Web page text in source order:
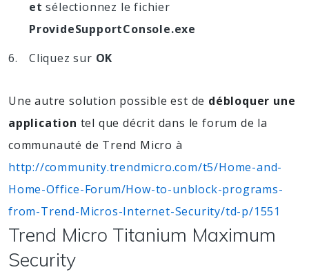
et sélectionnez le fichier
ProvideSupportConsole.exe
Cliquez sur OK
Une autre solution possible est de débloquer une
application tel que décrit dans le forum de la
communauté de Trend Micro à
http://community.trendmicro.com/t5/Home-and-
Home-Office-Forum/How-to-unblock-programs-
from-Trend-Micros-Internet-Security/td-p/1551
Trend Micro Titanium Maximum
Security